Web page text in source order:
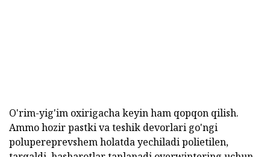
O'rim-yig'im oxirigacha keyin ham qopqon qilish.
Ammo hozir pastki va teshik devorlari go'ngi
polupereprevshem holatda yechiladi polietilen,